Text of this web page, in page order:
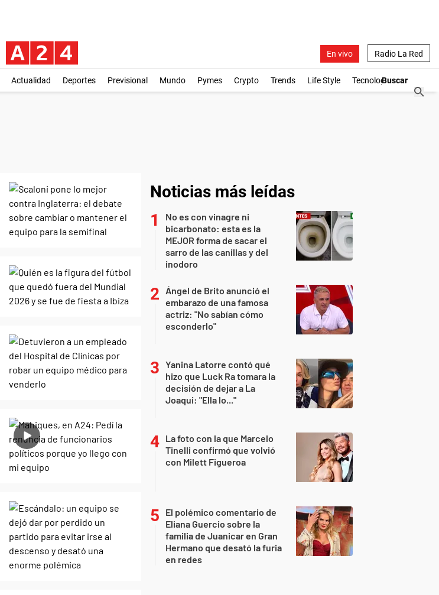
En vivo Radio La Red
Actualidad Deportes Previsional Mundo Pymes Crypto Trends Life Style Tecnología
Noticias más leídas
No es con vinagre ni
bicarbonato: esta es la
MEJOR forma de sacar el
sarro de las canillas y del
inodoro
Ángel de Brito anunció el
embarazo de una famosa
actriz: "No sabían cómo
esconderlo"
Yanina Latorre contó qué
hizo que Luck Ra tomara la
decisión de dejar a La
Joaqui: "Ella lo..."
La foto con la que Marcelo
Tinelli confirmó que volvió
con Milett Figueroa
El polémico comentario de
Eliana Guercio sobre la
familia de Juanicar en Gran
Hermano que desató la furia
en redes